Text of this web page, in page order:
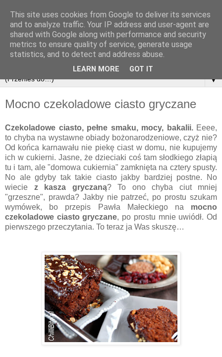
▼
Mocno czekoladowe ciasto gryczane
Czekoladowe ciasto, pełne smaku, mocy, bakalii.Eeee,
to chyba na wystawne obiady bożonarodzeniowe, czyż nie?
Od końca karnawału nie piekę ciast w domu, nie kupujemy
ich w cukierni. Jasne, że dzieciaki coś tam słodkiego złapią
tu i tam, ale "domowa cukiernia" zamknięta na cztery spusty.
No ale gdyby tak takie ciasto jakby bardziej postne. No
wiecie z kasza gryczaną? To ono chyba ciut mniej
"grzeszne", prawda? Jakby nie patrzeć, po prostu szukam
wymówek, bo przepis Pawła Małeckiego na mocno
czekoladowe ciasto gryczane, po prostu mnie uwiódł. Od
pierwszego przeczytania. To teraz ja Was skuszę…
This site uses cookies from Google to deliver its services
and to analyze traffic. Your IP address and user-agent are
shared with Google along with performance and security
metrics to ensure quality of service, generate usage
statistics, and to detect and address abuse.
LEARN MORE GOT IT